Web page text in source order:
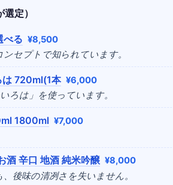
定）
べる ¥8,500
セプトで知られています。
は 720ml(1本 ¥6,000
ろは」を使っています。
1800ml ¥7,000
酒 辛口 地酒 純米吟醸 ¥8,000
後味の清冽さを失いません。